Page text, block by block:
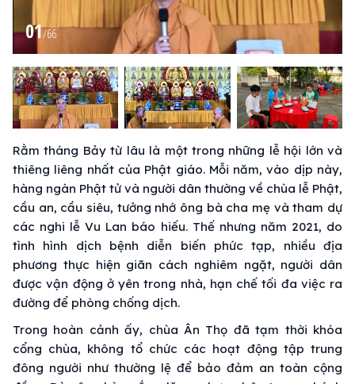
01/66
Rằm tháng Bảy từ lâu là một trong những lễ hội lớn và
thiêng liêng nhất của Phật giáo. Mỗi năm, vào dịp này,
hàng ngàn Phật tử và người dân thường về chùa lễ Phật,
cầu an, cầu siêu, tưởng nhớ ông bà cha mẹ và tham dự
các nghi lễ Vu Lan báo hiếu. Thế nhưng năm 2021, do
tình hình dịch bệnh diễn biến phức tạp, nhiều địa
phương thực hiện giãn cách nghiêm ngặt, người dân
được vận động ở yên trong nhà, hạn chế tối đa việc ra
đường để phòng chống dịch.
Trong hoàn cảnh ấy, chùa Ân Thọ đã tạm thời khóa
cổng chùa, không tổ chức các hoạt động tập trung
đông người như thường lệ để bảo đảm an toàn cộng